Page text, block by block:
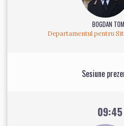
BOGDAN
Departamentul pentru
Sesiune
09:45